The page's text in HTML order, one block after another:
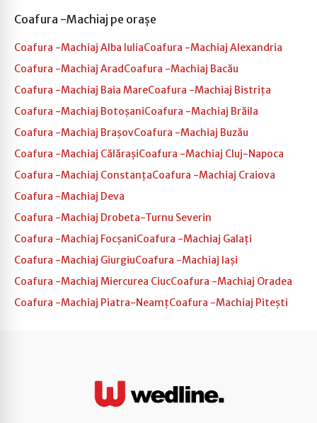
Coafura -Machiaj pe orașe
Coafura -Machiaj Alba IuliaCoafura -Machiaj Alexandria
Coafura -Machiaj AradCoafura -Machiaj Bacău
Coafura -Machiaj Baia MareCoafura -Machiaj Bistrița
Coafura -Machiaj BotoșaniCoafura -Machiaj Brăila
Coafura -Machiaj BrașovCoafura -Machiaj Buzău
Coafura -Machiaj CălărașiCoafura -Machiaj Cluj-Napoca
Coafura -Machiaj ConstanțaCoafura -Machiaj Craiova
Coafura -Machiaj Deva
Coafura -Machiaj Drobeta-Turnu Severin
Coafura -Machiaj FocșaniCoafura -Machiaj Galați
Coafura -Machiaj GiurgiuCoafura -Machiaj Iași
Coafura -Machiaj Miercurea CiucCoafura -Machiaj Oradea
Coafura -Machiaj Piatra-NeamțCoafura -Machiaj Pitești